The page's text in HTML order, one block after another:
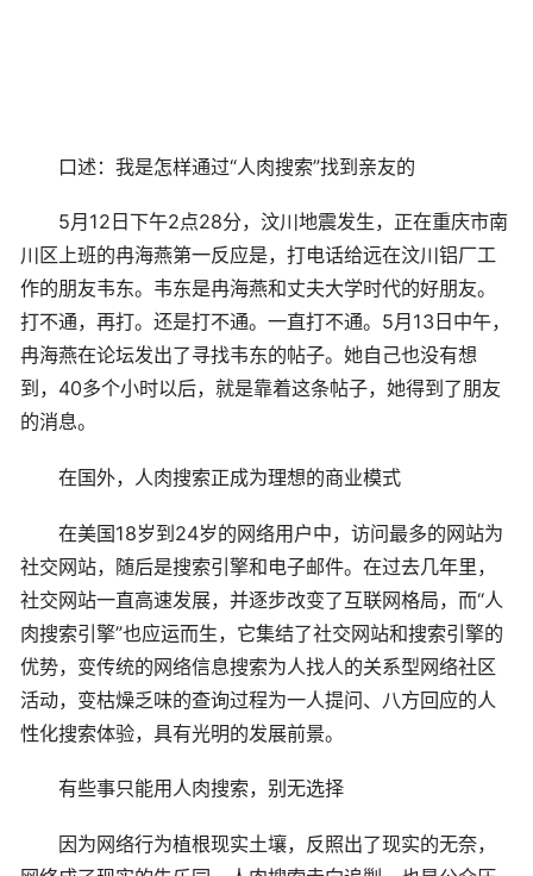
口述：我是怎样通过“人肉搜索”找到亲友的
5月12日下午2点28分，汶川地震发生，正在重庆市南
川区上班的冉海燕第一反应是，打电话给远在汶川铝厂工
作的朋友韦东。韦东是冉海燕和丈夫大学时代的好朋友。
打不通，再打。还是打不通。一直打不通。5月13日中午，
冉海燕在论坛发出了寻找韦东的帖子。她自己也没有想
到，40多个小时以后，就是靠着这条帖子，她得到了朋友
的消息。
在国外，人肉搜索正成为理想的商业模式
在美国18岁到24岁的网络用户中，访问最多的网站为
社交网站，随后是搜索引擎和电子邮件。在过去几年里，
社交网站一直高速发展，并逐步改变了互联网格局，而“人
肉搜索引擎”也应运而生，它集结了社交网站和搜索引擎的
优势，变传统的网络信息搜索为人找人的关系型网络社区
活动，变枯燥乏味的查询过程为一人提问、八方回应的人
性化搜索体验，具有光明的发展前景。
有些事只能用人肉搜索，别无选择
因为网络行为植根现实土壤，反照出了现实的无奈，